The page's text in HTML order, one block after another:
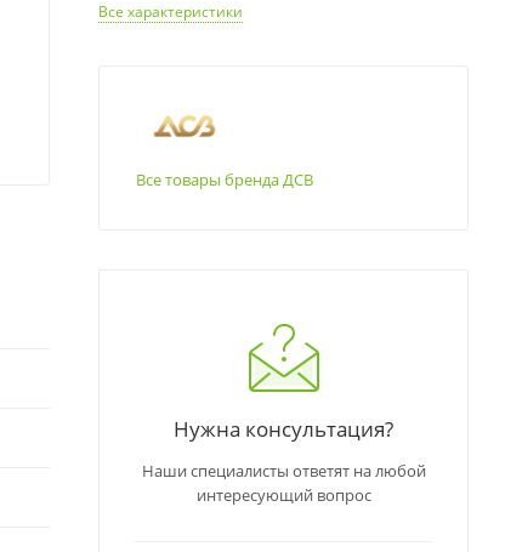
Все характеристики
Все товары бренда ДСВ
Нужна консультация?
Наши специалисты ответят на любой
интересующий вопрос